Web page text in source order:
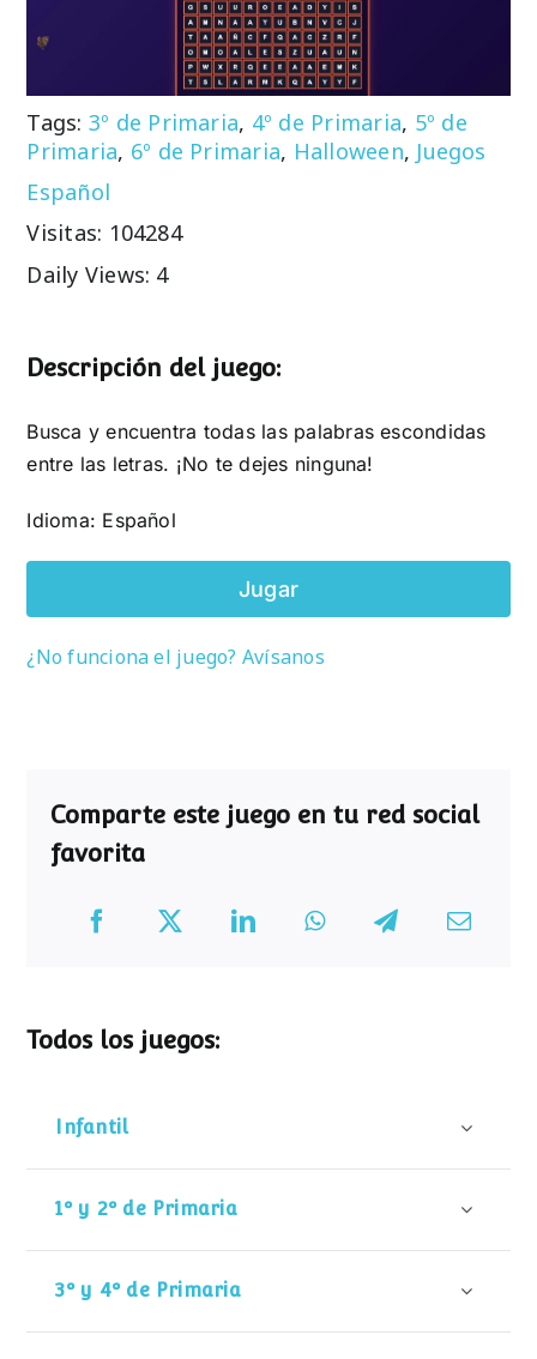
Tags: 3º de Primaria, 4º de Primaria, 5º de
Primaria, 6º de Primaria, Halloween, Juegos
Español
Visitas: 104284
Daily Views: 4
Descripción del juego:
Busca y encuentra todas las palabras escondidas
entre las letras. ¡No te dejes ninguna!
Idioma: Español
Jugar
¿No funciona el juego? Avísanos
Comparte este juego en tu red social
favorita
Todos los juegos:
Infantil
1º y 2º de Primaria
3º y 4º de Primaria